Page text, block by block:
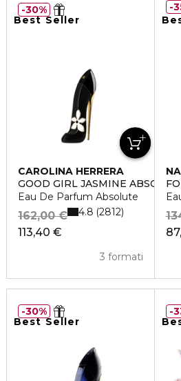
Best Seller
CAROLINA HERRERA
GOOD GIRL JASMINE
Eau De Parfum Absolute
113,40 €
162,00 €
3 formati
4.8 2812
30%
Best Seller
30%